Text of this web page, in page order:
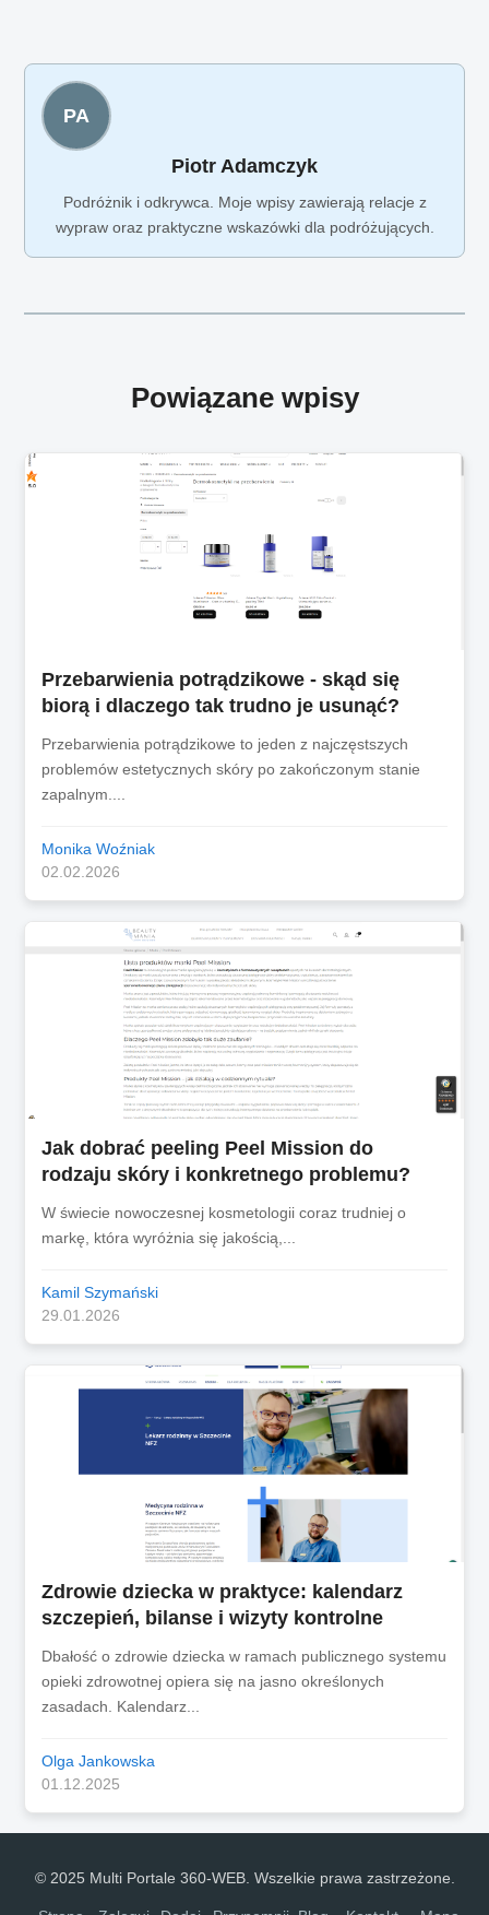
PA
Piotr Adamczyk
Podróżnik i odkrywca. Moje wpisy zawierają relacje z
wypraw oraz praktyczne wskazówki dla podróżujących.
Powiązane wpisy
Przebarwienia potrądzikowe - skąd się
biorą i dlaczego tak trudno je usunąć?
Przebarwienia potrądzikowe to jeden z najczęstszych
problemów estetycznych skóry po zakończonym stanie
zapalnym....
Monika Woźniak
02.02.2026
Jak dobrać peeling Peel Mission do
rodzaju skóry i konkretnego problemu?
W świecie nowoczesnej kosmetologii coraz trudniej o
markę, która wyróżnia się jakością,...
Kamil Szymański
29.01.2026
Zdrowie dziecka w praktyce: kalendarz
szczepień, bilanse i wizyty kontrolne
Dbałość o zdrowie dziecka w ramach publicznego systemu
opieki zdrowotnej opiera się na jasno określonych
zasadach. Kalendarz...
Olga Jankowska
01.12.2025
© 2025 Multi Portale 360-WEB. Wszelkie prawa zastrzeżone.